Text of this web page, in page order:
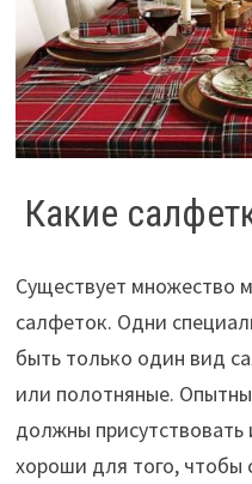
Какие
Существует множество
салфеток. Одни
быть только один вид
или полотняные.
должны присутствовать
хороши для того, чтобы